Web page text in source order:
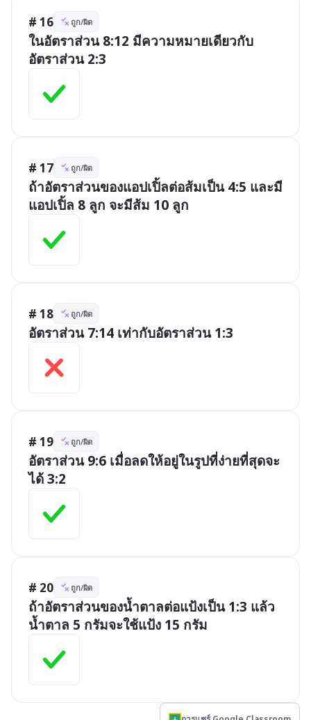
# 16 ถูก/ผิด
ในอัตราส่วน 8:12 มีความหมายเดียวกับ
อัตราส่วน 2:3
# 17 ถูก/ผิด
ถ้าอัตราส่วนของแอปเปิ้ลต่อส้มเป็น 4:5 และมี
แอปเปิ้ล 8 ลูก จะมีส้ม 10 ลูก
# 18 ถูก/ผิด
อัตราส่วน 7:14 เท่ากับอัตราส่วน 1:3
# 19 ถูก/ผิด
อัตราส่วน 9:6 เมื่อลดให้อยู่ในรูปที่ง่ายที่สุดจะ
ได้ 3:2
# 20 ถูก/ผิด
ถ้าอัตราส่วนของน้ำตาลต่อแป้งเป็น 1:3 แล้ว
น้ำตาล 5 กรัมจะใช้แป้ง 15 กรัม